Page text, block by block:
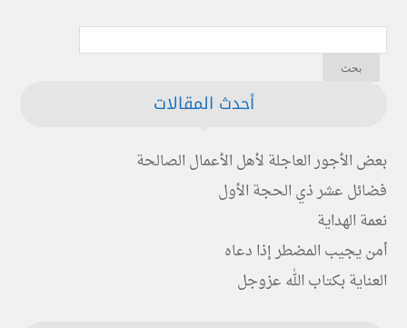
أحدث المقالات
بعض الأجور العاجلة لأهل الأعمال الصالحة
فضائل عشر ذي الحجة الأول
نعمة الهداية
أمن يجيب المضطر إذا دعاه
العناية بكتاب الله عزوجل